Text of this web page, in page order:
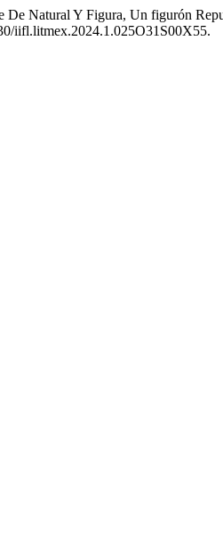
De Natural Y Figura, Un figurón
iifl.litmex.2024.1.025O31S00X55.